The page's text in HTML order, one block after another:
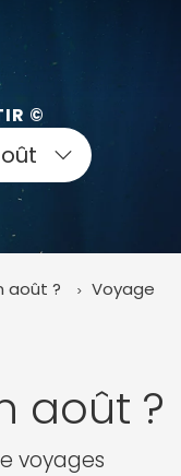
©
août ?
Voyage
août ?
voyages